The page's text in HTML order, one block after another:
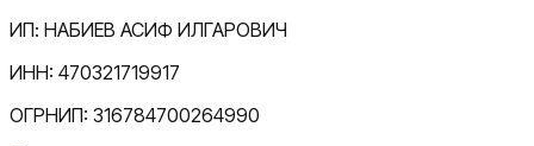
ИП: НАБИЕВ АСИФ ИЛГАРОВИЧ
ИНН: 470321719917
ОГРНИП: 316784700264990